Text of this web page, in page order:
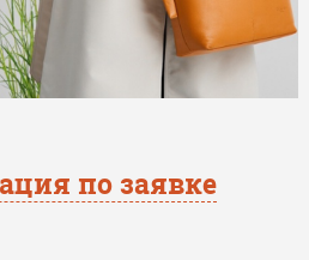
по заявке